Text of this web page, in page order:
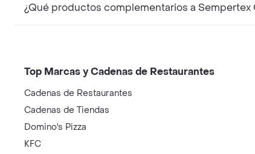
¿Qué productos complementarios a Sempertex
Top Marcas y Cadenas de Restaurantes
Cadenas de Restaurantes
Cadenas de Tiendas
Domino's Pizza
KFC